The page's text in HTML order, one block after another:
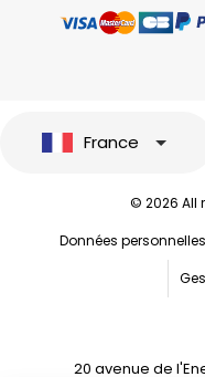
France
© 2026 All
Données
20 avenue de